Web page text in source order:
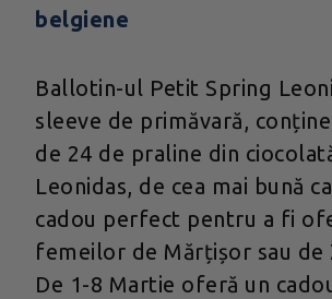
belgiene
Ballotin-ul Petit Spring
sleeve de primăvară,
de 24 de praline din
Leonidas, de cea mai bună
cadou perfect pentru a fi
femeilor de Mărțișor sau de
De 1-8 Martie oferă un